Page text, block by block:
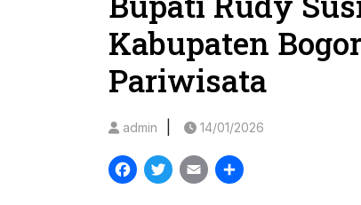
Kabupaten
Pariwisata
admin 14/01/2026
Facebook
Twitter
Email